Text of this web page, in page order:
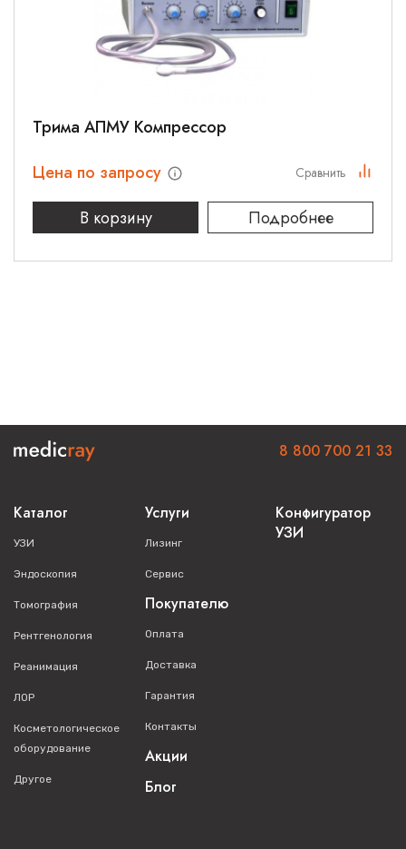
Трима АПМУ Компрессор
Цена по запросу
В корзину
Подробнее
Сравнить
Каталог
УЗИ
Эндоскопия
Томография
Рентгенология
Реанимация
ЛОР
Косметологическое
оборудование
Другое
Услуги
Лизинг
Сервис
Покупателю
Оплата
Доставка
Гарантия
Контакты
Акции
Блог
Конфигуратор
УЗИ
8 800 700 21 33